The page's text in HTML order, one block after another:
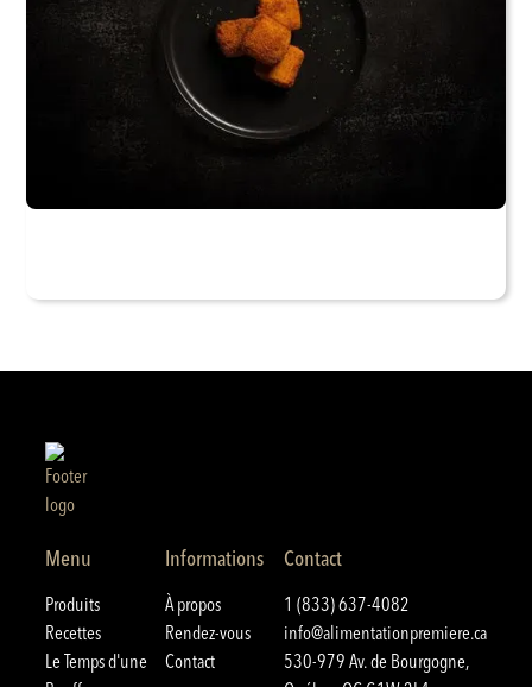
Menu
Produits
Recettes
Le Temps d'une
Informations
À propos
Rendez-vous
Contact
Contact
1 (833) 637-4082
info@alimentationpremiere.ca
530-979 Av. de Bourgogne,